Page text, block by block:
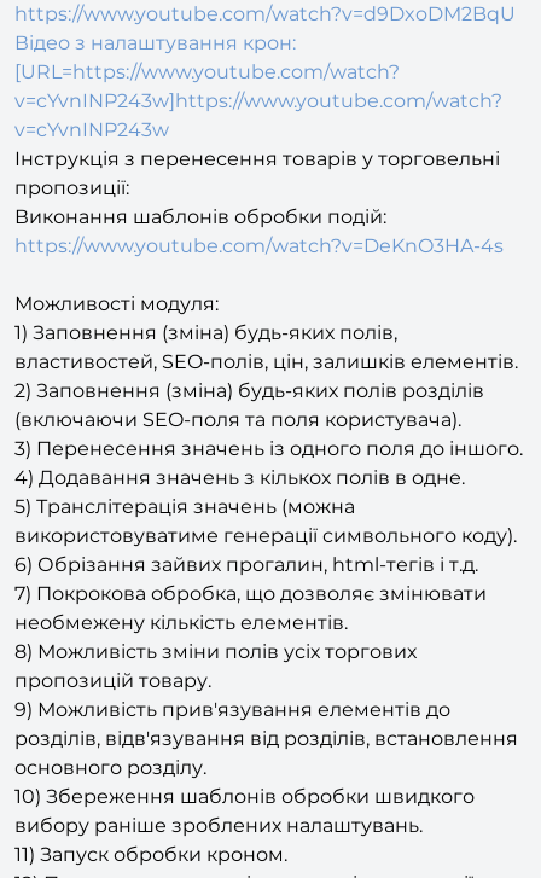
Відео-інструкція з роботи модуля:
https://www.youtube.com/watch?v=d9DxoDM2BqU
Відео з налаштування крон:
[URL=https://www.youtube.com/watch?
v=cYvnINP243w]https://www.youtube.com/watch?
v=cYvnINP243w
Інструкція з перенесення товарів у торговельні
пропозиції:
Виконання шаблонів обробки подій:
Можливості модуля:
1) Заповнення (зміна) будь-яких полів,
властивостей, SEO-полів, цін, залишків елементів.
2) Заповнення (зміна) будь-яких полів розділів
(включаючи SEO-поля та поля користувача).
3) Перенесення значень із одного поля до іншого.
4) Додавання значень з кількох полів в одне.
5) Транслітерація значень (можна
використовуватиме генерації символьного коду).
6) Обрізання зайвих прогалин, html-тегів і т.д.
7) Покрокова обробка, що дозволяє змінювати
необмежену кількість елементів.
8) Можливість зміни полів усіх торгових
пропозицій товару.
9) Можливість прив'язування елементів до
розділів, відв'язування від розділів, встановлення
основного розділу.
10) Збереження шаблонів обробки швидкого
вибору раніше зроблених налаштувань.